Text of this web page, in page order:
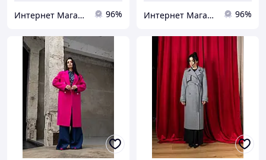
Интернет Магазин Олеся 96% Интернет Магазин Олеся 96%